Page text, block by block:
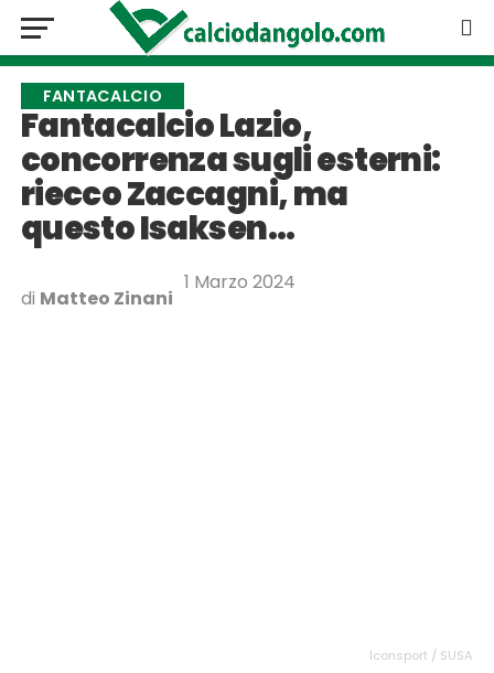
FANTACALCIO
Fantacalcio Lazio,
concorrenza sugli esterni:
riecco Zaccagni, ma
questo Isaksen…
di Matteo Zinani
1 Marzo 2024
Iconsport / SUSA